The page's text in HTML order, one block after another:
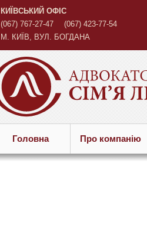
КИЇВСЬКИЙ ОФІС
(067) 767-27-47
(067) 423-77-54
М. КИЇВ, ВУЛ. БОГДАНА
Головна Про компанiю